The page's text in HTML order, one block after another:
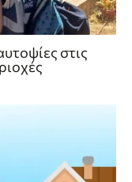
στις